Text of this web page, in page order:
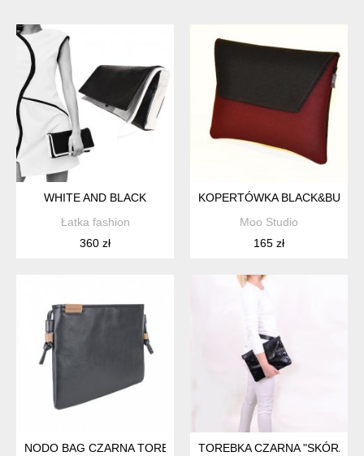
WHITE AND BLACK
Łatka fashion
360 zł
KOPERTÓWKA
Moo Studio
165 zł
NODO BAG CZARNA TOREBKA / KOPERTÓWKA Z PASKIEM
TOREBKA CZARNA "SKÓRA